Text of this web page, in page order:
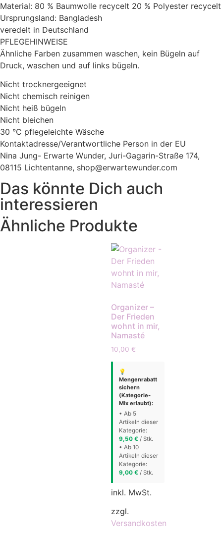
Material: 80 % Baumwolle recycelt 20 % Polyester recycelt
Ursprungsland: Bangladesh
veredelt in Deutschland
PFLEGEHINWEISE
Ähnliche Farben zusammen waschen, kein Bügeln auf
Druck, waschen und auf links bügeln.
Nicht trocknergeeignet
Nicht chemisch reinigen
Nicht heiß bügeln
Nicht bleichen
30 °C pflegeleichte Wäsche
Kontaktadresse/Verantwortliche Person in der EU
Nina Jung- Erwarte Wunder, Juri-Gagarin-Straße 174,
08115 Lichtentanne, shop@erwartewunder.com
Das könnte Dich auch
interessieren
Ähnliche Produkte
Organizer –
Der Frieden
wohnt in mir,
Namasté
10,00 €
💡
Mengenrabatt
sichern
(Kategorie-
Mix erlaubt):
• Ab 5
Artikeln dieser
Kategorie:
9,50 € / Stk.
• Ab 10
Artikeln dieser
Kategorie:
9,00 € / Stk.
inkl. MwSt.
zzgl.
Versandkosten